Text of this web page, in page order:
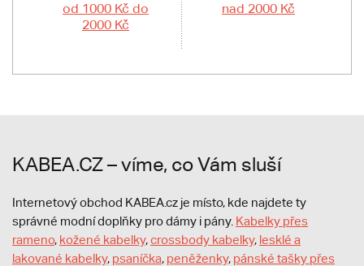
od 1000 Kč do
2000 Kč
nad 2000 Kč
KABEA.CZ – víme, co Vám sluší
Internetový obchod KABEA.cz je místo, kde najdete ty
správné modní doplňky pro dámy i pány. Kabelky přes
rameno, kožené kabelky,crossbody kabelky, lesklé a
lakované kabelky, psaníčka, peněženky, pánské tašky přes